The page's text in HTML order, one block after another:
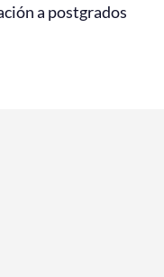
a postgrados